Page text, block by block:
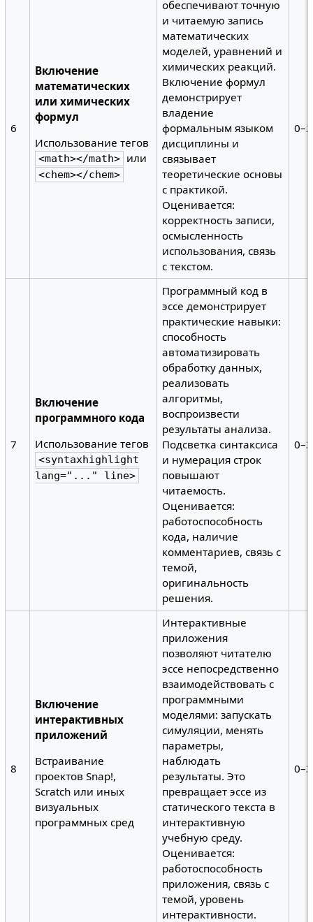
6
Включение
математических
или химических
формул
Использование тегов
<math></math> или
<chem></chem>
обеспечивают точную
и читаемую запись
математических
моделей, уравнений и
химических реакций.
Включение формул
демонстрирует
владение
формальным языком
дисциплины и
связывает
теоретические основы
с практикой.
Оценивается:
корректность записи,
осмысленность
использования, связь
с текстом.
0–2
7
Включение
программного кода
Использование тегов
<syntaxhighlight
lang="..." line>
Программный код в
эссе демонстрирует
практические навыки:
способность
автоматизировать
обработку данных,
реализовать
алгоритмы,
воспроизвести
результаты анализа.
Подсветка синтаксиса
и нумерация строк
повышают
читаемость.
Оценивается:
работоспособность
кода, наличие
комментариев, связь с
темой,
оригинальность
решения.
0–3
8
Включение
интерактивных
приложений
Встраивание
проектов Snap!,
Scratch или иных
визуальных
программных сред
Интерактивные
приложения
позволяют читателю
эссе непосредственно
взаимодействовать с
программными
моделями: запускать
симуляции, менять
параметры,
наблюдать
результаты. Это
превращает эссе из
статического текста в
интерактивную
учебную среду.
Оценивается:
работоспособность
приложения, связь с
темой, уровень
интерактивности.
0–3